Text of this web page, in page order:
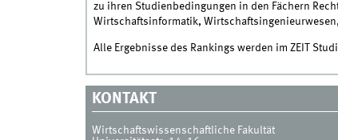
zu ihren Studienbedingungen in den Fächern
Wirtschaftsinformatik,
Alle Ergebnisse des Rankings werden im ZEIT
KONTAKT
Wirtschaftswissenschaftliche Fakultät